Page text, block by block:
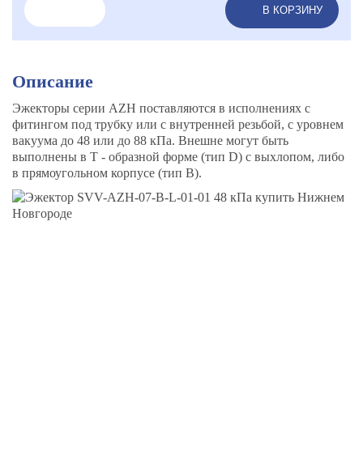
В КОРЗИНУ
Описание
Эжекторы серии AZH поставляются в исполнениях с
фитингом под трубку или с внутренней резьбой, с уровнем
вакуума до 48 или до 88 кПа. Внешне могут быть
выполнены в Т - образной форме (тип D) с выхлопом, либо
в прямоугольном корпусе (тип B).